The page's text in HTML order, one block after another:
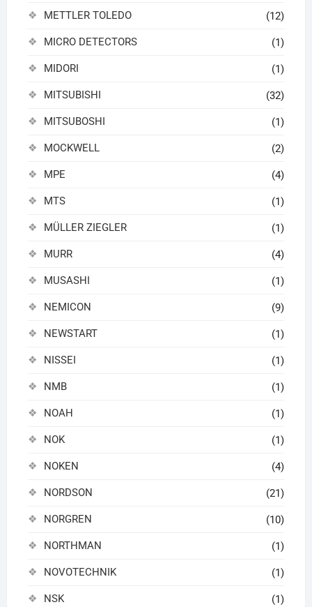
METTLER TOLEDO (12)
MICRO DETECTORS (1)
MIDORI (1)
MITSUBISHI (32)
MITSUBOSHI (1)
MOCKWELL (2)
MPE (4)
MTS (1)
MÜLLER ZIEGLER (1)
MURR (4)
MUSASHI (1)
NEMICON (9)
NEWSTART (1)
NISSEI (1)
NMB (1)
NOAH (1)
NOK (1)
NOKEN (4)
NORDSON (21)
NORGREN (10)
NORTHMAN (1)
NOVOTECHNIK (1)
NSK (1)